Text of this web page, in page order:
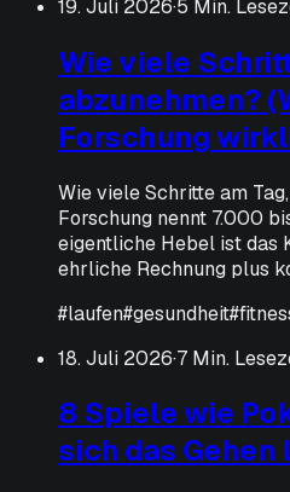
19. Juli 2026·5 Min.
Wie viele
abzunehmen?
Forschung
Wie viele Schritte am
Forschung nennt 7.000
eigentliche Hebel ist das
ehrliche Rechnung plus
#laufen#gesundheit#
18. Juli 2026·7 Min.
8 Spiele wie
sich das Gehen